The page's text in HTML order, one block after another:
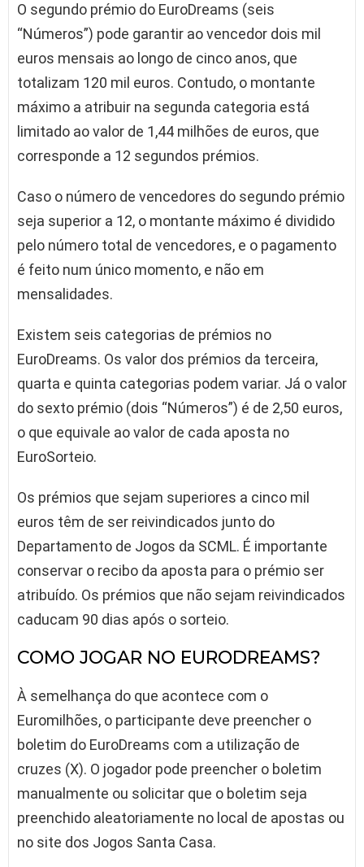
O segundo prémio do EuroDreams (seis
“Números”) pode garantir ao vencedor dois mil
euros mensais ao longo de cinco anos, que
totalizam 120 mil euros. Contudo, o montante
máximo a atribuir na segunda categoria está
limitado ao valor de 1,44 milhões de euros, que
corresponde a 12 segundos prémios.
Caso o número de vencedores do segundo prémio
seja superior a 12, o montante máximo é dividido
pelo número total de vencedores, e o pagamento
é feito num único momento, e não em
mensalidades.
Existem seis categorias de prémios no
EuroDreams. Os valor dos prémios da terceira,
quarta e quinta categorias podem variar. Já o valor
do sexto prémio (dois “Números”) é de 2,50 euros,
o que equivale ao valor de cada aposta no
EuroSorteio.
Os prémios que sejam superiores a cinco mil
euros têm de ser reivindicados junto do
Departamento de Jogos da SCML. É importante
conservar o recibo da aposta para o prémio ser
atribuído. Os prémios que não sejam reivindicados
caducam 90 dias após o sorteio.
COMO JOGAR NO EURODREAMS?
À semelhança do que acontece com o
Euromilhões, o participante deve preencher o
boletim do EuroDreams com a utilização de
cruzes (X). O jogador pode preencher o boletim
manualmente ou solicitar que o boletim seja
preenchido aleatoriamente no local de apostas ou
no site dos Jogos Santa Casa.